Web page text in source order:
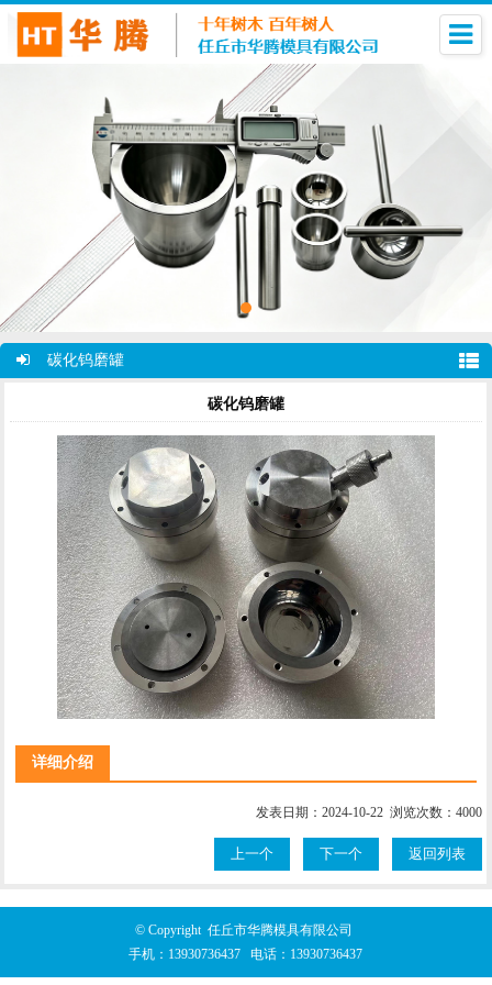
碳化钨磨罐
碳化钨磨罐
详细介绍
发表日期：2024-10-22 浏览次数：4000
上一个 下一个 返回列表
© Copyright 任丘市华腾模具有限公司
手机： 13930736437 电话： 13930736437